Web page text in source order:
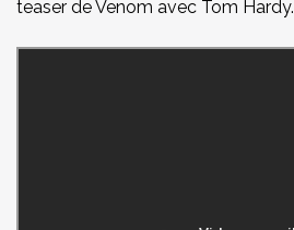
teaser de Venom avec Tom Hardy.